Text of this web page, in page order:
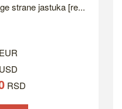
strane jastuka [re...
RSD